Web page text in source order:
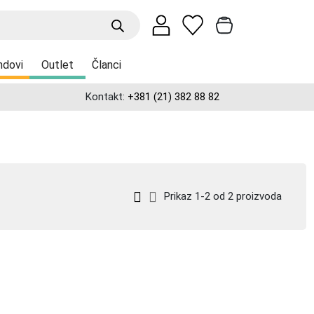
Outlet Članci
Kontakt: +381 (21) 382 88 82
Prikaz 1-2 od 2 proizvoda